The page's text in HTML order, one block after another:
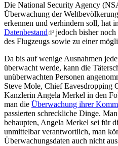
Die National Security Agency
Überwachung der
erkennen und verhindern soll, hat
Datenbestand(link is external)
jedoch bisher
des Flugzeugs sowie zu einer
Da bis auf wenige Ausnahmen
überwacht werde, kann die
unüberwachten Personen
Steve Mole, Chief Eavesdropping
Kanzlerin Angela Merkel in den
man die Überwachung ihrer
passierten schreckliche Dinge.
behaupten, Angela Merkel sei für
unmittelbar verantwortlich, man
Überwachungsdaten auch nicht